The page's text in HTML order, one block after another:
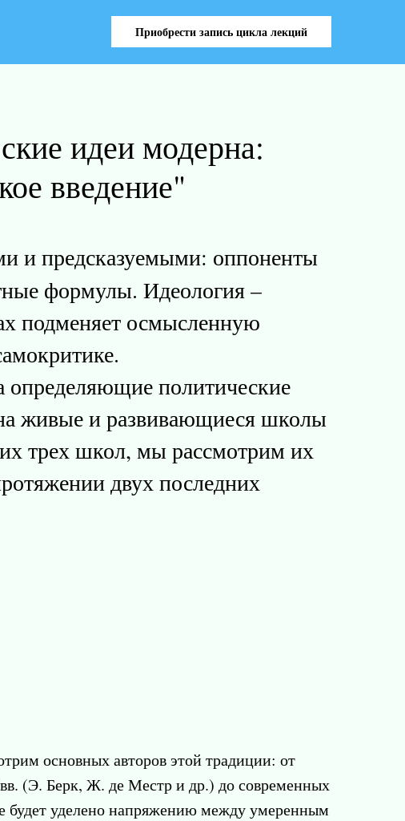
Приобрести запись цикла лекций
идеи модерна:
введение"
и предсказуемыми: оппоненты
формулы. Идеология –
подменяет осмысленную
определяющие политические
живые и развивающиеся школы
трех школ, мы рассмотрим их
двух последних
основных авторов этой традиции: от
(Э. Берк, Ж. де Местр и др.) до современных
уделено напряжению между умеренным